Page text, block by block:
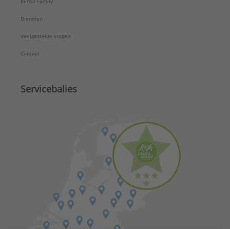
Diensten
Veelgestelde vragen
Contact
Servicebalies